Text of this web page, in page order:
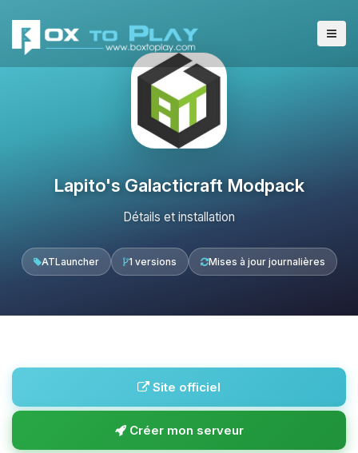
Lapito's Galacticraft Modpack
Détails et installation
ATLauncher 1 versions Mises à jour journalières
Site officiel
Créer mon serveur